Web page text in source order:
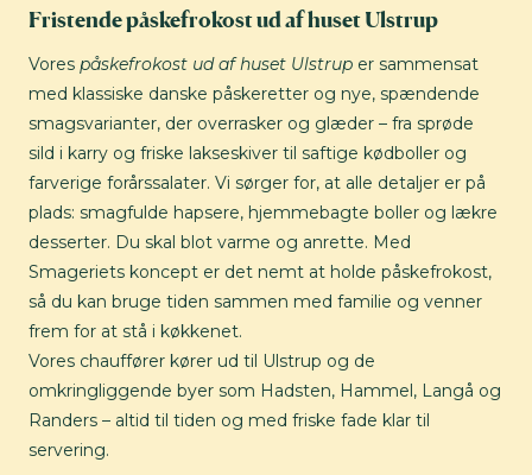
Fristende påskefrokost ud af huset Ulstrup
Vores påskefrokost ud af huset Ulstrup er sammensat
med klassiske danske påskeretter og nye, spændende
smagsvarianter, der overrasker og glæder – fra sprøde
sild i karry og friske lakseskiver til saftige kødboller og
farverige forårssalater. Vi sørger for, at alle detaljer er på
plads: smagfulde hapsere, hjemmebagte boller og lækre
desserter. Du skal blot varme og anrette. Med
Smageriets koncept er det nemt at holde påskefrokost,
så du kan bruge tiden sammen med familie og venner
frem for at stå i køkkenet.
Vores chauffører kører ud til Ulstrup og de
omkringliggende byer som Hadsten, Hammel, Langå og
Randers – altid til tiden og med friske fade klar til
servering.